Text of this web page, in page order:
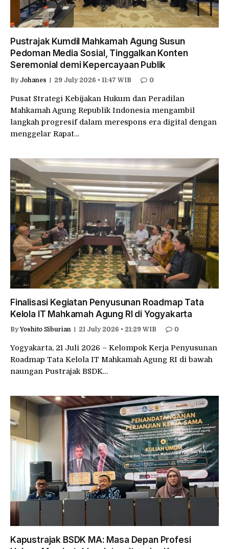
Pustrajak Kumdil Mahkamah Agung Susun
Pedoman Media Sosial, Tinggalkan Konten
Seremonial demi Kepercayaan Publik
By Johanes 29 July 2026 • 11:47 WIB 0
Pusat Strategi Kebijakan Hukum dan Peradilan
Mahkamah Agung Republik Indonesia mengambil
langkah progresif dalam merespons era digital dengan
menggelar Rapat…
Finalisasi Kegiatan Penyusunan Roadmap Tata
Kelola IT Mahkamah Agung RI di Yogyakarta
By Yoshito Siburian 21 July 2026 • 21:29 WIB 0
Yogyakarta, 21 Juli 2026 – Kelompok Kerja Penyusunan
Roadmap Tata Kelola IT Mahkamah Agung RI di bawah
naungan Pustrajak BSDK…
Kapustrajak BSDK MA: Masa Depan Profesi